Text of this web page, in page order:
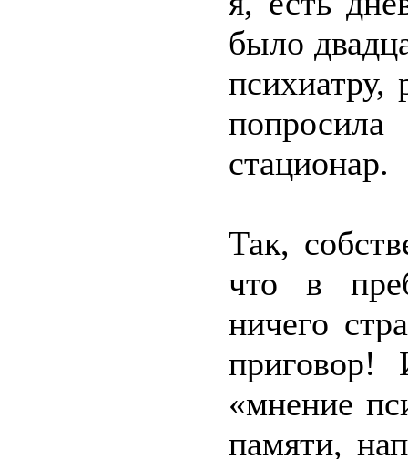
было
психиатру,
стационар.
Так,
что в
ничего
приговор!
«мнение
памяти,